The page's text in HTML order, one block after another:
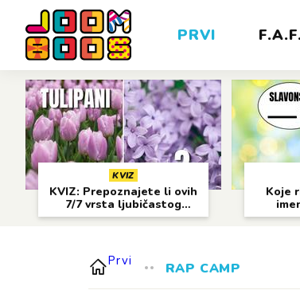
PRVI
KVIZ
KVIZ: Prepoznajete li ovih
7/7 vrsta ljubičastog
cvijeća?
Koje
Prvi RAP CAMP